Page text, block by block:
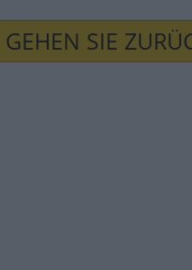
GEHEN SIE